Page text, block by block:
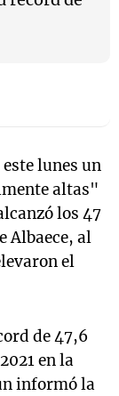
lunes un
altas"
los 47
Albaece, al
el
de 47,6
en la
informó la